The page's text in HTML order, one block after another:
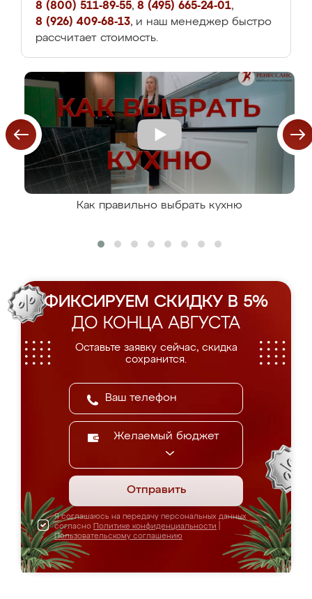
8 (800) 511-89-55, 8 (495) 665-24-01,
8 (926) 409-68-13, и наш менеджер быстро
рассчитает стоимость.
Как правильно выбрать кухню
ФИКСИРУЕМ СКИДКУ В 5%
ДО КОНЦА АВГУСТА
Оставьте заявку сейчас, скидка
сохранится.
Желаемый бюджет
Отправить
Я соглашаюсь на передачу персональных данных
согласно Политике конфиденциальности
Пользовательскому соглашению